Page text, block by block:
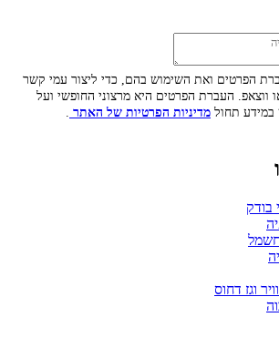
הפרטים ואת השימוש בהם, כדי ליצור עמי קשר
ווצאפ. העברת הפרטים היא מרצוני החופשי ועל
במידע תחול מדיניות הפרטיות של האתר
בודק
וגז דחוס